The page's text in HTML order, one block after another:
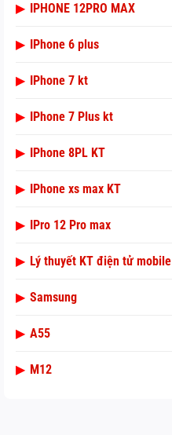
▶ IPHONE 12PRO MAX
▶ IPhone 6 plus
▶ IPhone 7 kt
▶ IPhone 7 Plus kt
▶ IPhone 8PL KT
▶ IPhone xs max KT
▶ IPro 12 Pro max
▶ Lý thuyết KT điện tử mobile
▶ Samsung
▶ A55
▶ M12